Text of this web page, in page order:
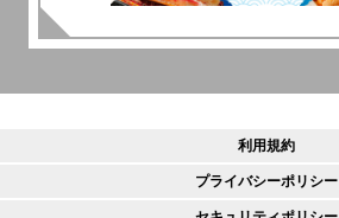
利用規約
プライバシーポリシー